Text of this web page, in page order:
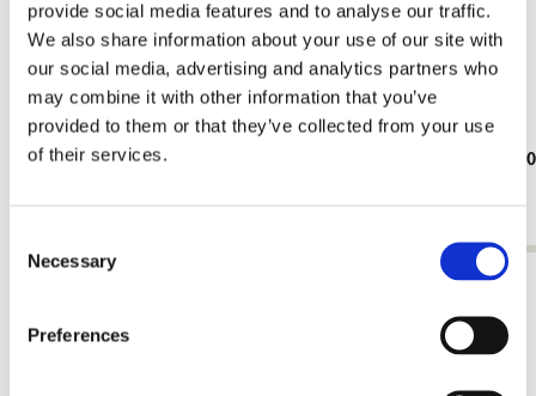
provide social media features and to analyse our traffic.
We also share information about your use of our site with
our social media, advertising and analytics partners who
may combine it with other information that you’ve
provided to them or that they’ve collected from your use
of their services.
Selection
Necessary
Preferences
Dokumenthüllen A4: Von ganzem Herzen,
Puzzle